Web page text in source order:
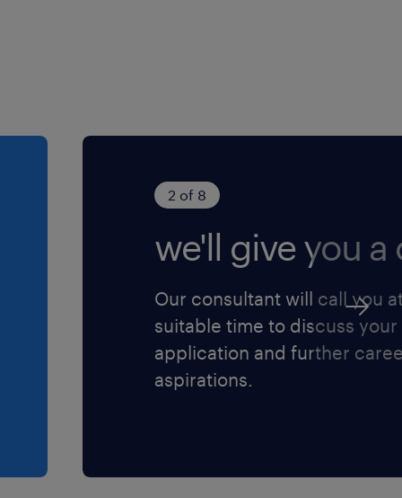
2 of 8
we'll give you a
Our consultant will call you
suitable time to discuss your
application and further
aspirations.